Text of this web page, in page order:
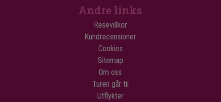
Andre links
Resevillkor
Kundrecensioner
Cookies
Sitemap
Om oss
Turen går til
Utflykter